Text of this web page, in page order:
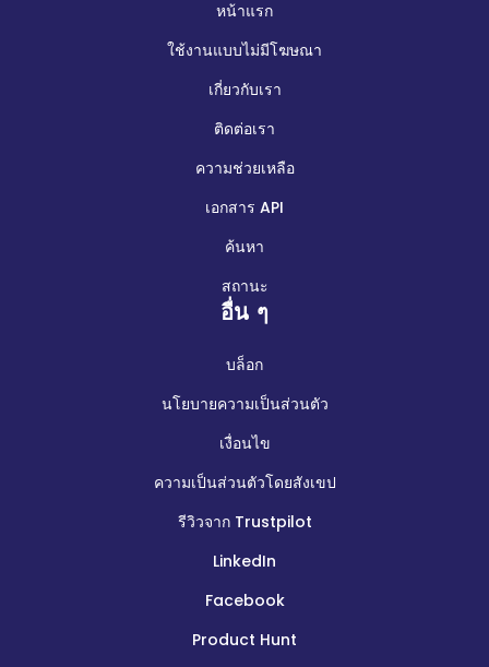
หน้าแรก
ใช้งานแบบไม่มีโฆษณา
เกี่ยวกับเรา
ติดต่อเรา
ความช่วยเหลือ
เอกสาร API
ค้นหา
สถานะ
อื่น ๆ
บล็อก
นโยบายความเป็นส่วนตัว
เงื่อนไข
ความเป็นส่วนตัวโดยสังเขป
รีวิวจาก Trustpilot
LinkedIn
Facebook
Product Hunt